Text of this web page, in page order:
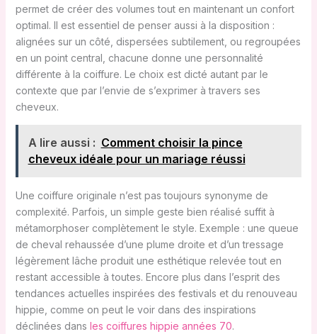
permet de créer des volumes tout en maintenant un confort
optimal. Il est essentiel de penser aussi à la disposition :
alignées sur un côté, dispersées subtilement, ou regroupées
en un point central, chacune donne une personnalité
différente à la coiffure. Le choix est dicté autant par le
contexte que par l’envie de s’exprimer à travers ses
cheveux.
A lire aussi : Comment choisir la pince
cheveux idéale pour un mariage réussi
Une coiffure originale n’est pas toujours synonyme de
complexité. Parfois, un simple geste bien réalisé suffit à
métamorphoser complètement le style. Exemple : une queue
de cheval rehaussée d’une plume droite et d’un tressage
légèrement lâche produit une esthétique relevée tout en
restant accessible à toutes. Encore plus dans l’esprit des
tendances actuelles inspirées des festivals et du renouveau
hippie, comme on peut le voir dans des inspirations
déclinées dans les coiffures hippie années 70.